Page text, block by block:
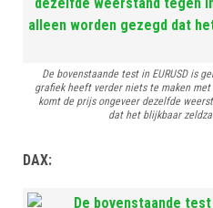
De bovenstaande test in EURUSD is
grafiek heeft verder niets te maken
komt de prijs ongeveer dezelfde
dat het blijkbaar
DAX: